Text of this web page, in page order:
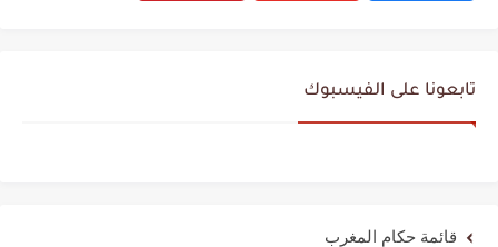
تابعونا على الفيسبوك
قائمة حكام المغرب